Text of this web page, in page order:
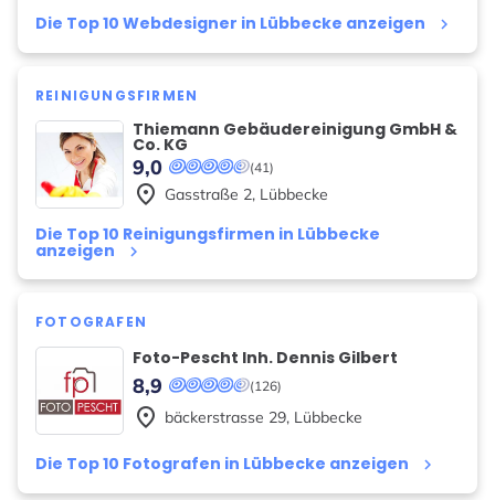
Die Top 10 Webdesigner in Lübbecke anzeigen keyboard_arrow_right
REINIGUNGSFIRMEN
Thiemann Gebäudereinigung GmbH &
Co. KG
(41)
9,0
Die Top 10 Reinigungsfirmen in Lübbecke
anzeigen keyboard_arrow_right
place Gasstraße 2, Lübbecke
FOTOGRAFEN
Foto-Pescht Inh. Dennis Gilbert
(126)
8,9
Die Top 10 Fotografen in Lübbecke anzeigen keyboard_arrow_right
place bäckerstrasse 29, Lübbecke